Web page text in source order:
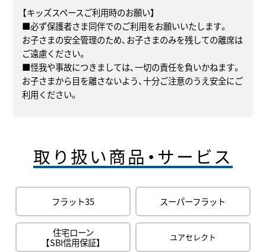
【キッズスペースご利用時のお願い】
■必ず保護者さま同伴でのご利用をお願いいたします。
お子さまの安全管理のため、お子さまのみを残しての離席は
ご遠慮ください。
■怪我や事故につきましては、一切の責任を負いかねます。
お子さまから目を離さないよう、十分ご注意のうえ安全にご
利用ください。
取り扱い商品・サービス
フラット35 スーパーフラット
住宅ローン
【SBI信用保証】
ユアセレクト